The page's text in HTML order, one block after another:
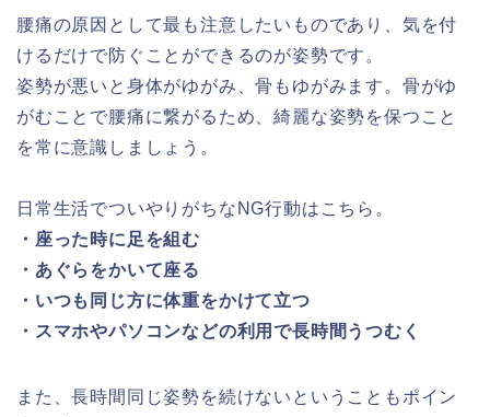
腰痛の原因として最も注意したいものであり、気を付
けるだけで防ぐことができるのが姿勢です。
姿勢が悪いと身体がゆがみ、骨もゆがみます。骨がゆ
がむことで腰痛に繋がるため、綺麗な姿勢を保つこと
を常に意識しましょう。
日常生活でついやりがちなNG行動はこちら。
・座った時に足を組む
・あぐらをかいて座る
・いつも同じ方に体重をかけて立つ
・スマホやパソコンなどの利用で長時間うつむく
また、長時間同じ姿勢を続けないということもポイン